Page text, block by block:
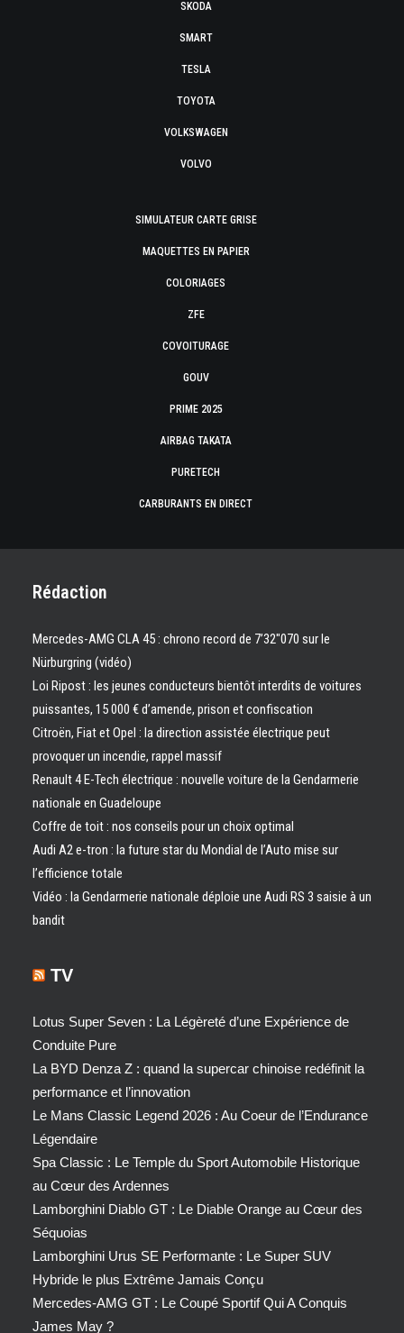
SKODA
SMART
TESLA
TOYOTA
VOLKSWAGEN
VOLVO
SIMULATEUR CARTE GRISE
MAQUETTES EN PAPIER
COLORIAGES
ZFE
COVOITURAGE
GOUV
PRIME 2025
AIRBAG TAKATA
PURETECH
CARBURANTS EN DIRECT
Rédaction
Mercedes-AMG CLA 45 : chrono record de 7’32″070 sur le
Nürburgring (vidéo)
Loi Ripost : les jeunes conducteurs bientôt interdits de voitures
puissantes, 15 000 € d’amende, prison et confiscation
Citroën, Fiat et Opel : la direction assistée électrique peut
provoquer un incendie, rappel massif
Renault 4 E-Tech électrique : nouvelle voiture de la Gendarmerie
nationale en Guadeloupe
Coffre de toit : nos conseils pour un choix optimal
Audi A2 e-tron : la future star du Mondial de l’Auto mise sur
l’efficience totale
Vidéo : la Gendarmerie nationale déploie une Audi RS 3 saisie à un
bandit
TV
Lotus Super Seven : La Légèreté d’une Expérience de
Conduite Pure
La BYD Denza Z : quand la supercar chinoise redéfinit la
performance et l’innovation
Le Mans Classic Legend 2026 : Au Coeur de l’Endurance
Légendaire
Spa Classic : Le Temple du Sport Automobile Historique
au Cœur des Ardennes
Lamborghini Diablo GT : Le Diable Orange au Cœur des
Séquoias
Lamborghini Urus SE Performante : Le Super SUV
Hybride le plus Extrême Jamais Conçu
Mercedes-AMG GT : Le Coupé Sportif Qui A Conquis
James May ?